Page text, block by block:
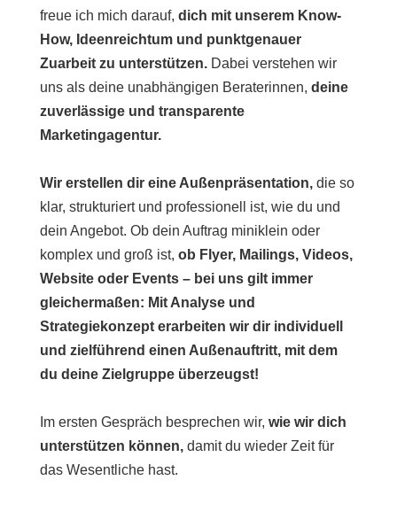
freue ich mich darauf, dich mit unserem Know-
How, Ideenreichtum und punktgenauer
Zuarbeit zu unterstützen.Dabei verstehen wir
uns als deine unabhängigen Beraterinnen, deine
zuverlässige und transparente
Marketingagentur.
Wir erstellen dir eine Außenpräsentation, die so
klar, strukturiert und professionell ist, wie du und
dein Angebot. Ob dein Auftrag miniklein oder
komplex und groß ist, ob Flyer, Mailings, Videos,
Website oder Events – bei uns gilt immer
gleichermaßen: Mit Analyse und
Strategiekonzept erarbeiten wir dir individuell
und zielführend einen Außenauftritt, mit dem
du deine Zielgruppe überzeugst!
Im ersten Gespräch besprechen wir, wie wir dich
unterstützen können,damit du wieder Zeit für
das Wesentliche hast.